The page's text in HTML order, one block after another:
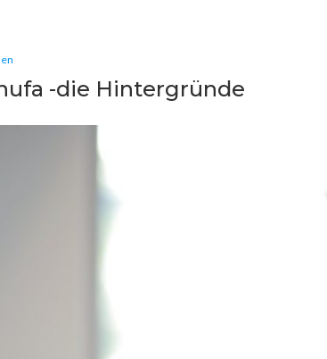
-die Hintergründe